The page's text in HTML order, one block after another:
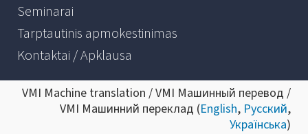
Seminarai
Tarptautinis apmokestinimas
Kontaktai / Apklausa
VMI Machine translation / VMI Машинный перевод /
VMI Машинний переклад (English, Русский,
Українська)